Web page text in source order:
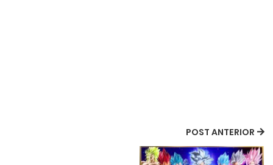
POST ANTERIOR